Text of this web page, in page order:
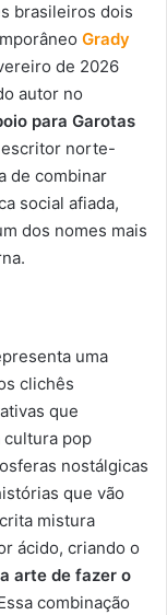
brasileiros dois
Grady
de 2026
autor no
para Garotas
escritor norte-
de combinar
social afiada,
dos nomes mais
uma
clichês
que
cultura pop
nostálgicas
que vão
mistura
ácido, criando o
a arte de fazer o
combinação